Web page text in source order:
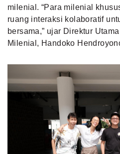
milenial. “Para milenial
ruang interaksi kolaboratif
bersama,” ujar Direktur
Milenial, Handoko